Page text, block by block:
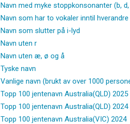
Navn med myke stoppkonsonanter (b, d,
Navn som har to vokaler inntil hverandre
Navn som slutter på i-lyd
Navn uten r
Navn uten æ, ø og å
Tyske navn
Vanlige navn (brukt av over 1000
Topp 100 jentenavn Australia(QLD) 2025
Topp 100 jentenavn Australia(QLD) 2024
Topp 100 jentenavn Australia(VIC) 2024